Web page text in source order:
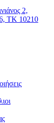
2,
ΤΚ 10210